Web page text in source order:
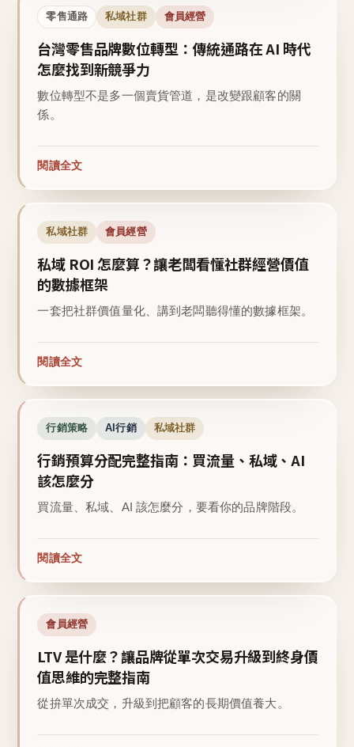
零售通路 私域社群 會員經營
台灣零售品牌數位轉型：傳統通路在 AI 時代
怎麼找到新競爭力
數位轉型不是多一個賣貨管道，是改變跟顧客的關
係。
閱讀全文
私域社群 會員經營
私域 ROI 怎麼算？讓老闆看懂社群經營價值
的數據框架
一套把社群價值量化、講到老闆聽得懂的數據框架。
閱讀全文
行銷策略 AI行銷 私域社群
行銷預算分配完整指南：買流量、私域、AI
該怎麼分
買流量、私域、AI 該怎麼分，要看你的品牌階段。
閱讀全文
會員經營
LTV 是什麼？讓品牌從單次交易升級到終身價
值思維的完整指南
從拚單次成交，升級到把顧客的長期價值養大。